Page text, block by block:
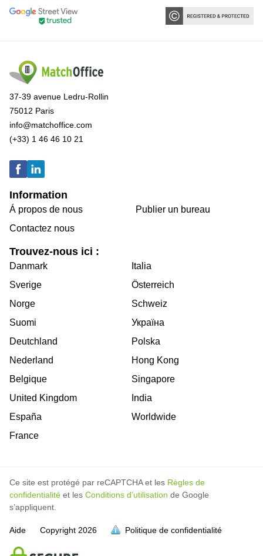
soit pleine.
soit pleine.
soit pleine.
soit pleine.
soit pleine.
soit pleine.
soit pleine.
soit pleine.
soit pleine.
soit pleine.
37-39 avenue Ledru-Rollin
75012 Paris
info@matchoffice.com
(+33) 1 46 46 10 21
Information
Á propos de nous
Contactez nous
Publier un bureau
Trouvez-nous ici :
Danmark
Sverige
Norge
Suomi
Deutchland
Nederland
Belgique
United Kingdom
España
France
Italia
Österreich
Schweiz
Україна
Polska
Hong Kong
Singapore
India
Worldwide
Ce site est protégé par reCAPTCHA et les Règles de
confidentialité et les Conditions d’utilisation de Google
s’appliquent.
Aide Copyright 2026 Politique de confidentialité